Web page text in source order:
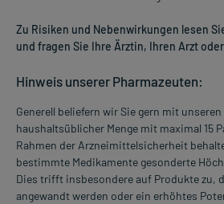
Zu Risiken und Nebenwirkungen lesen
und fragen Sie Ihre Ärztin, Ihren Arzt
Hinweis unserer Pharmazeuten:
Generell beliefern wir Sie gern mit
haushaltsüblicher Menge mit maximal 15
Rahmen der Arzneimittelsicherheit
bestimmte Medikamente gesonderte
Dies trifft insbesondere auf Produkte zu,
angewandt werden oder ein erhöhtes